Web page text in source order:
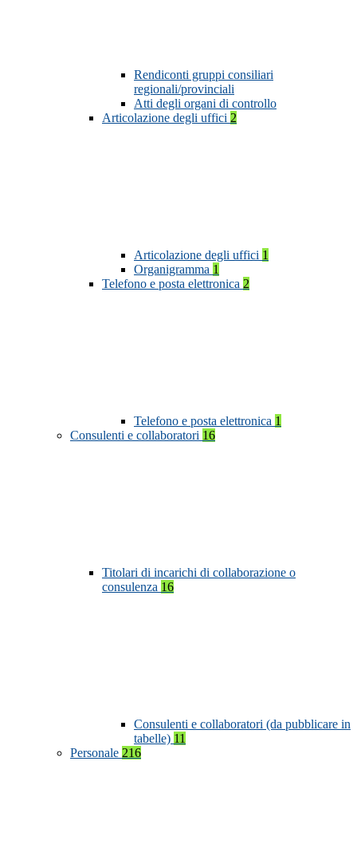
Rendiconti gruppi consiliari
regionali/provinciali
Atti degli organi di controllo
Articolazione degli uffici 2
Articolazione degli uffici 1
Organigramma 1
Telefono e posta elettronica 2
Telefono e posta elettronica 1
Consulenti e collaboratori 16
Titolari di incarichi di collaborazione o
consulenza 16
Consulenti e collaboratori (da pubblicare in
tabelle) 11
Personale 216